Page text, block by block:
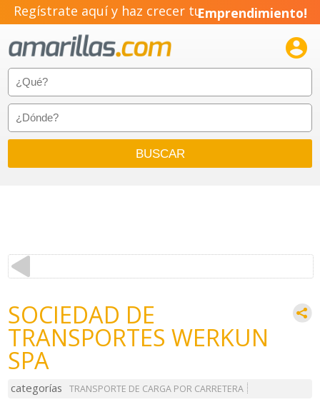
Regístrate aquí y haz crecer tuEmprendimiento!

SOCIEDAD DE
TRANSPORTES WERKUN
SPA
categorías TRANSPORTE DE CARGA POR CARRETERA